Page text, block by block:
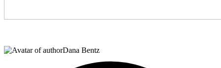
Dana Bentz